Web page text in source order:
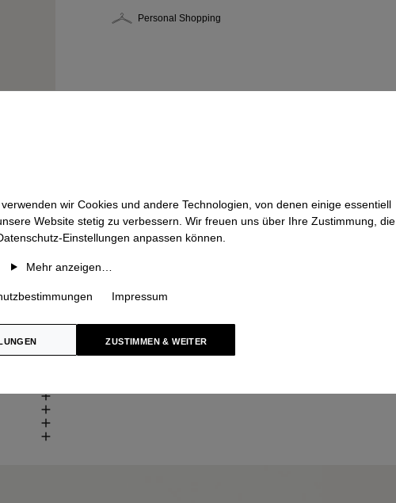
Personal Shopping
wir Cookies und andere Technologien, von denen einige essentiell
Website stetig zu verbessern. Wir freuen uns über Ihre Zustimmung, die
Einstellungen anpassen können.
Mehr anzeigen…
Impressum
ZUSTIMMEN & WEITER